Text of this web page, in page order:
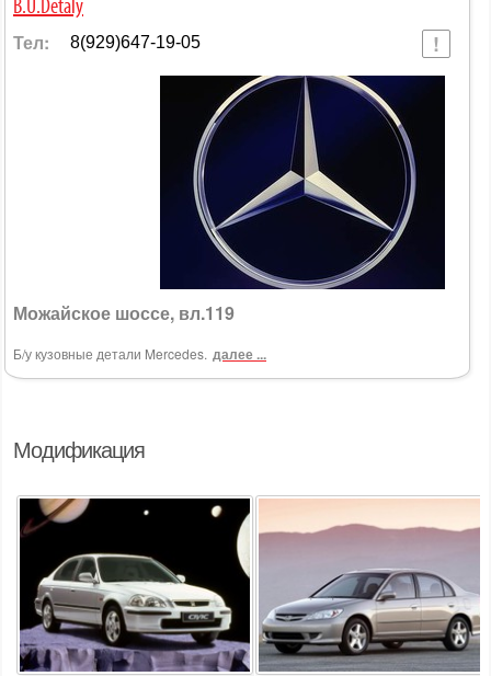
Модификация
B.U.Detaly
Тел: 8(929)647-19-05
Можайское шоссе, вл.119
Б/у кузовные детали Mercedes. далее ...